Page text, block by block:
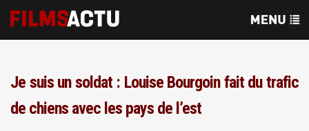
Je suis un soldat : Louise Bourgoin fait du trafic
de chiens avec les pays de l’est